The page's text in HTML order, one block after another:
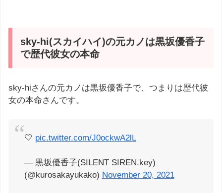
sky-hi(スカイハイ)の元カノは黒坂優香子
で歴代彼女の本命
sky-hiさんの元カノは黒坂優香子で、つまりは歴代彼
女の本命さんです。
🤍 pic.twitter.com/J0ockwA2lL
— 黒坂優香子(SILENT SIREN.key)
(@kurosakayukako) November 20, 2021